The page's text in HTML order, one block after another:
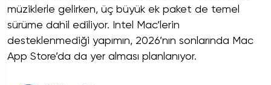
müziklerle gelirken, üç büyük ek paket de temel
sürüme dahil ediliyor. Intel Mac’lerin
desteklenmediği yapımın, 2026’nın sonlarında Mac
App Store’da da yer alması planlanıyor.